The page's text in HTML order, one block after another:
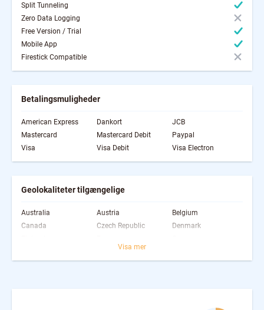
Split Tunneling
Zero Data Logging
Free Version / Trial
Mobile App
Firestick Compatible
Betalingsmuligheder
American Express Dankort
JCB
Mastercard
Mastercard Debit
Paypal
Visa
Visa Debit Visa Electron
Geolokaliteter tilgængelige
Australia Austria
Belgium
Canada
Czech Republic
Denmark
Visa mer